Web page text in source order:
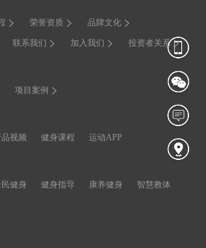
荣誉资质 品牌文化
联系我们 加入我们 投资者关系
项目案例
品视频 健身课程 运动APP
健身 健身指导 康养健身 智慧教体